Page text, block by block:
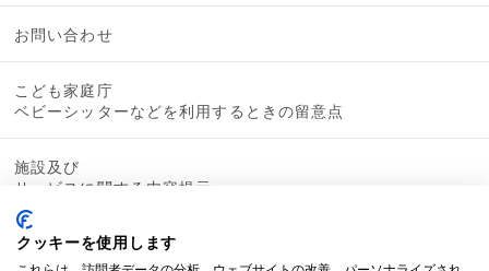
お問い合わせ
こども家庭庁
ベビーシッターなどを利用するときの留意点
施設及び
サービスに関する内容提示
クッキーを使用します